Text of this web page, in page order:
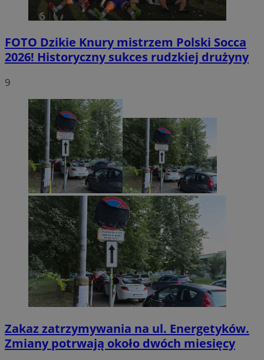
FOTO Dzikie Knury mistrzem Polski Socca
2026! Historyczny sukces rudzkiej drużyny
9
Zakaz zatrzymywania na ul. Energetyków.
Zmiany potrwają około dwóch miesięcy